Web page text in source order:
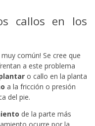
callos en los
muy común! Se cree que
a este problema
o callo en la planta
a la fricción o presión
del pie.
de la parte más